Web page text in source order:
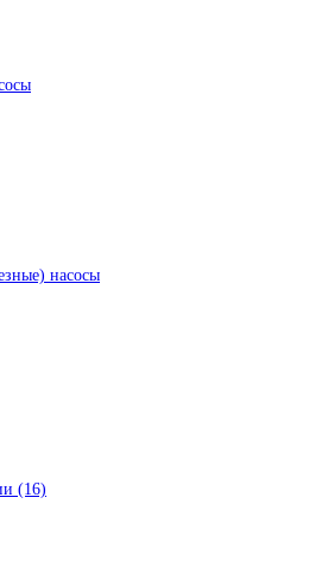
насосы
(16)